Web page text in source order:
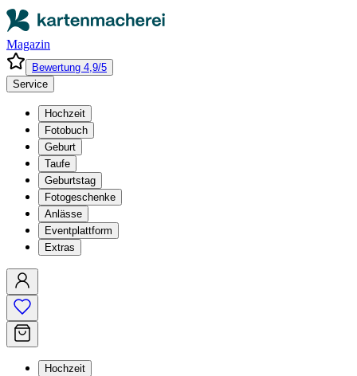
Magazin
Bewertung 4,9/5
Service
Hochzeit
Fotobuch
Geburt
Taufe
Geburtstag
Fotogeschenke
Anlässe
Eventplattform
Extras
Hochzeit